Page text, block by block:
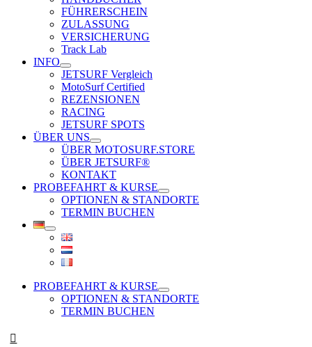
FÜHRERSCHEIN
ZULASSUNG
VERSICHERUNG
Track Lab
INFO
JETSURF Vergleich
MotoSurf Certified
REZENSIONEN
RACING
JETSURF SPOTS
ÜBER UNS
ÜBER MOTOSURF.STORE
ÜBER JETSURF®
KONTAKT
PROBEFAHRT & KURSE
OPTIONEN & STANDORTE
TERMIN BUCHEN
PROBEFAHRT & KURSE
OPTIONEN & STANDORTE
TERMIN BUCHEN